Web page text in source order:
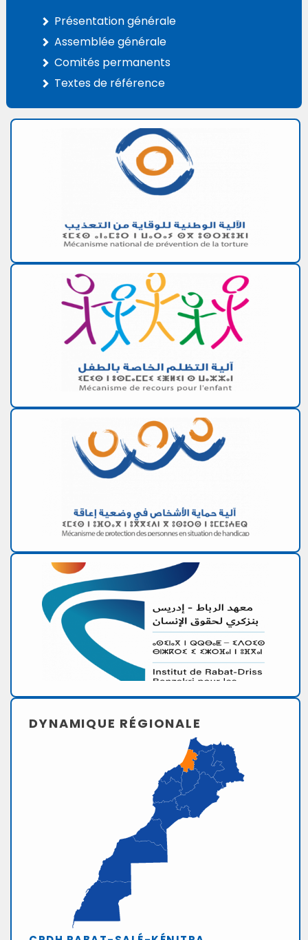
Présentation générale
Assemblée générale
Comités permanents
Textes de référence
DYNAMIQUE RÉGIONALE